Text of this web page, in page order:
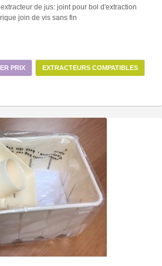
de jus: joint pour bol d'extraction
join de vis sans fin
PRIX EXTRACTEURS COMPATIBLES